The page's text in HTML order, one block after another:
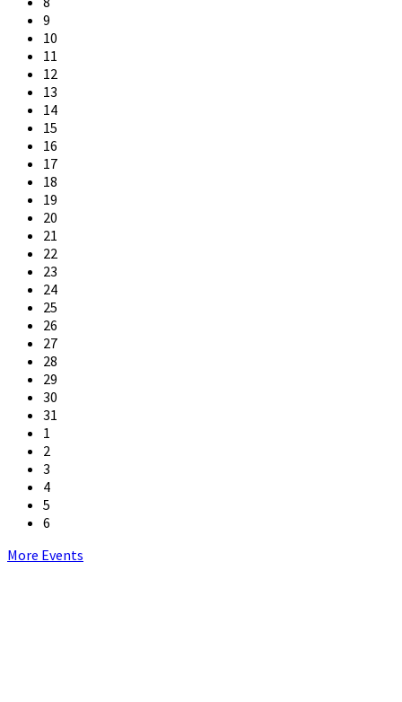
9
10
11
12
13
14
15
16
17
18
19
20
21
22
23
24
25
26
27
28
29
30
31
1
2
3
4
5
6
Back
More Events